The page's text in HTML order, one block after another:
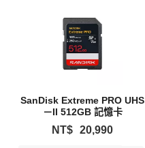
SanDisk Extreme PRO UHS
－II 512GB 記憶卡
NT$ 20,990